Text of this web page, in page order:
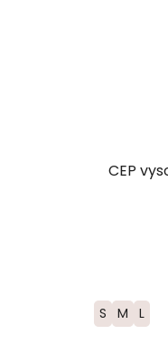
CEP
S M L